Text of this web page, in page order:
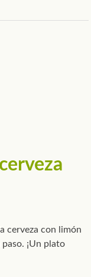
cerveza con limón
¡Un plato